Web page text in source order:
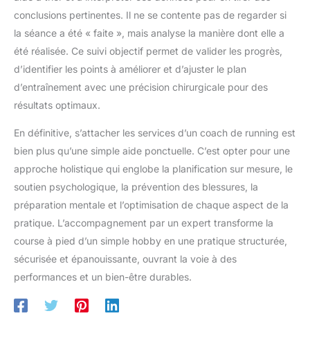
conclusions pertinentes. Il ne se contente pas de regarder si
la séance a été « faite », mais analyse la manière dont elle a
été réalisée. Ce suivi objectif permet de valider les progrès,
d’identifier les points à améliorer et d’ajuster le plan
d’entraînement avec une précision chirurgicale pour des
résultats optimaux.
En définitive, s’attacher les services d’un coach de running est
bien plus qu’une simple aide ponctuelle. C’est opter pour une
approche holistique qui englobe la planification sur mesure, le
soutien psychologique, la prévention des blessures, la
préparation mentale et l’optimisation de chaque aspect de la
pratique. L’accompagnement par un expert transforme la
course à pied d’un simple hobby en une pratique structurée,
sécurisée et épanouissante, ouvrant la voie à des
performances et un bien-être durables.